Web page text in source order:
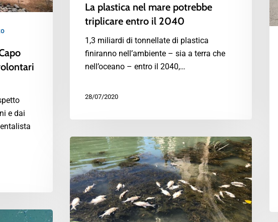
La plastica nel mare potrebbe
triplicare entro il 2040
1,3 miliardi di tonnellate di plastica
finiranno nell’ambiente – sia a terra che
nell’oceano – entro il 2040,…
28/07/2020
e dai